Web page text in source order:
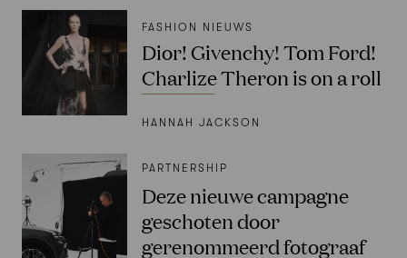
FASHION NIEUWS
Dior! Givenchy! Tom Ford!
Charlize Theron is on a roll
HANNAH JACKSON
PARTNERSHIP
Deze nieuwe campagne
geschoten door
gerenommeerd fotograaf